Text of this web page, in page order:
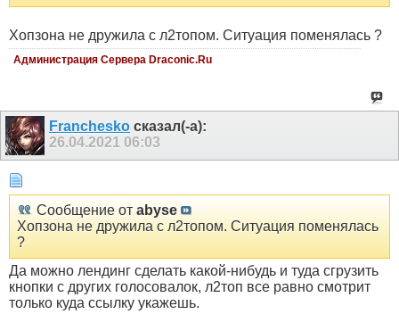
Хопзона не дружила с л2топом. Ситуация поменялась ?
Администрация Сервера Draconic.Ru
Franchesko сказал(-а):
26.04.2021 06:03
Сообщение от abyse
Хопзона не дружила с л2топом. Ситуация поменялась
?
Да можно лендинг сделать какой-нибудь и туда сгрузить
кнопки с других голосовалок, л2топ все равно смотрит
только куда ссылку укажешь.